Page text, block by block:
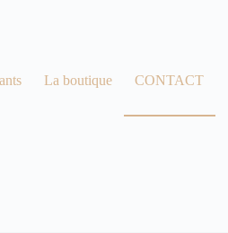
La boutique CONTACT